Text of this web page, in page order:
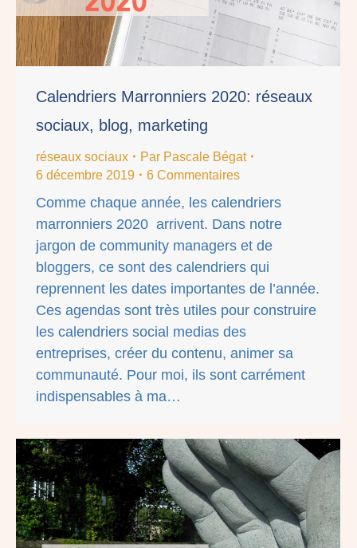
Calendriers Marronniers 2020: réseaux
sociaux, blog, marketing
réseaux sociaux Par Pascale Bégat
6 décembre 2019
6 Commentaires
Comme chaque année, les calendriers
marronniers 2020 arrivent. Dans notre
jargon de community managers et de
bloggers, ce sont des calendriers qui
reprennent les dates importantes de l’année.
Ces agendas sont très utiles pour construire
les calendriers social medias des
entreprises, créer du contenu, animer sa
communauté. Pour moi, ils sont carrément
indispensables à ma…